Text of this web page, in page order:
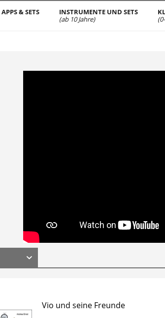
APPS & SETS
INSTRUMENTE UND SETS
(ab 10 Jahre)
Vio und seine Freunde